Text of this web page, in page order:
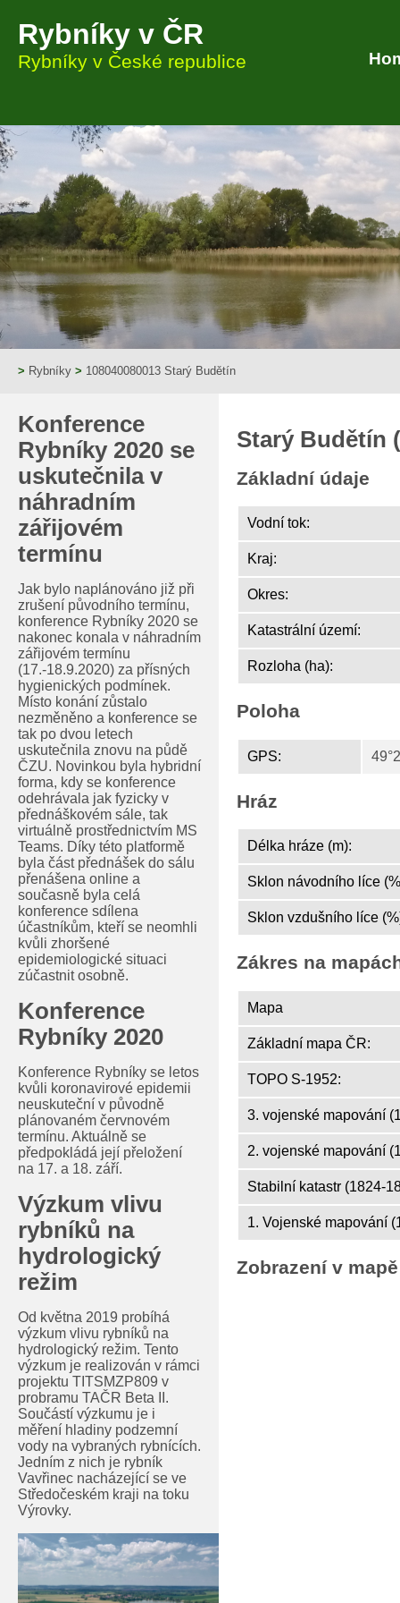
Rybníky v ČR
Rybníky v České republice
> Rybníky> 108040080013 Starý Budětín
Konference
Rybníky 2020 se
uskutečnila v
náhradním
zářijovém
termínu
Jak bylo naplánováno již při
zrušení původního termínu,
konference Rybníky 2020 se
nakonec konala v náhradním
zářijovém termínu
(17.-18.9.2020) za přísných
hygienických podmínek.
Místo konání zůstalo
nezměněno a konference se
tak po dvou letech
uskutečnila znovu na půdě
ČZU. Novinkou byla hybridní
forma, kdy se konference
odehrávala jak fyzicky v
přednáškovém sále, tak
virtuálně prostřednictvím MS
Teams. Díky této platformě
byla část přednášek do sálu
přenášena online a
současně byla celá
konference sdílena
účastníkům, kteří se neomhli
kvůli zhoršené
epidemiologické situaci
zúčastnit osobně.
Konference
Rybníky 2020
Konference Rybníky se letos
kvůli koronavirové epidemii
neuskuteční v původně
plánovaném červnovém
termínu. Aktuálně se
předpokládá její přeložení
na 17. a 18. září.
Výzkum vlivu
rybníků na
hydrologický
režim
Od května 2019 probíhá
výzkum vlivu rybníků na
hydrologický režim. Tento
výzkum je realizován v rámci
projektu TITSMZP809 v
probramu TAČR Beta II.
Součástí výzkumu je i
měření hladiny podzemní
vody na vybraných rybnících.
Jedním z nich je rybník
Vavřinec nacházející se ve
Středočeském kraji na toku
Výrovky.
Starý Budětín
Základní údaje
Vodní tok:
Kraj:
Okres:
Katastrální území:
Rozloha (ha):
Poloha
GPS:
Hráz
Délka hráze (m):
Sklon návodního líce
Sklon vzdušního líce
Zákres na
Mapa
Základní mapa ČR:
TOPO S-1952:
3. vojenské mapování
2. vojenské mapování
Stabilní katastr (1824-
1. Vojenské mapování
Zobrazení v mapě